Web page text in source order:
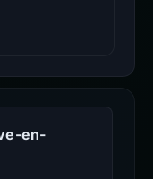
en-